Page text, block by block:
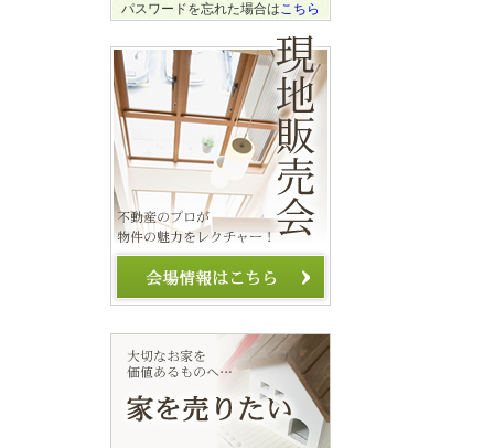
パスワードを忘れた場合はこちら